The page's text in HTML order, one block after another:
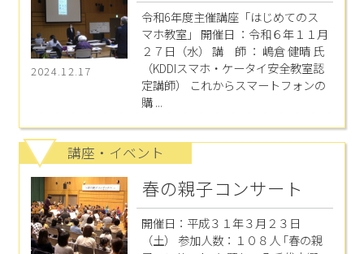
2024.12.17
令和6年度主催講座「はじめてのス
マホ教室」 開催日 ：令和６年１１月
２７日（水） 講 師 ： 嶋倉 健晴 氏
（KDDIスマホ・ケータイ安全教室認
定講師） これからスマートフォンの
購 ...
講座・イベント
春の親子コンサート
開催日：平成３１年３月２３日
（土） 参加人数：１０８人 ｢春の親